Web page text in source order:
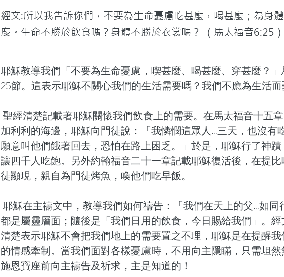
經文:所以我告訴你們，不要為生命憂慮吃甚麼，喝甚麼；為身
麼。生命不勝於飲食嗎？身體不勝於衣裳嗎？ （馬太福音6:25）
耶穌教導我們「不要為生命憂慮，喫甚麼、喝甚麼、穿甚麼？
25節。這表示耶穌不關心我們的生活需要嗎？我們不應為生活
聖經清楚記載著耶穌關懷我們飲食上的需要。在馬太福音十五
加利利的海邊，耶穌向門徒說：「我憐憫這眾人…三天，也沒有
願意叫他們餓著回去，恐怕在路上困乏。」於是，耶穌行了神
讓四千人吃飽。另外約翰福音二十一章記載耶穌復活後，在提
徒顯現，親自為門徒烤魚，喚他們吃早飯。
耶穌在主禱文中，教導我們如何禱告：「我們在天上的父…如同
都是屬靈層面；隨後是「我們日用的飲食，今日賜給我們」。
清楚表示耶穌不會把我們地上的需要置之不理，耶穌是在提醒
的情感牽制。當我們面對各樣憂慮時，不用向主隱瞞，只需坦
施恩寶座前向主禱告及祈求，主是知道的！